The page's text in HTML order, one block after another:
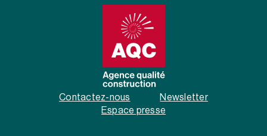
Contactez-nous
Newsletter
Espace presse